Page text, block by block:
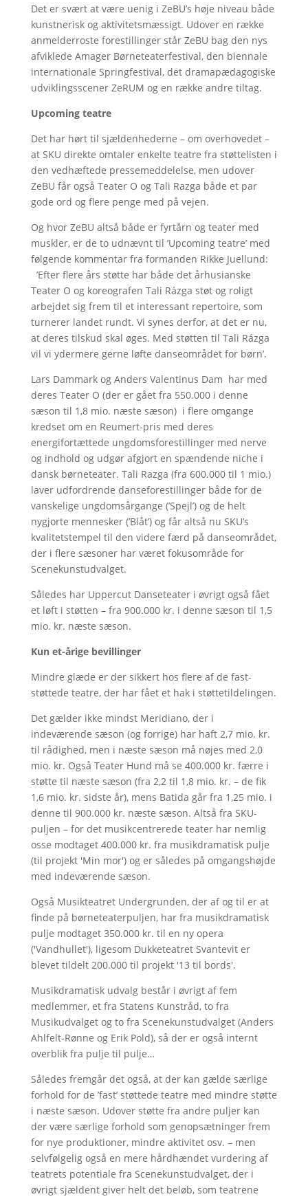
Det er svært at være uenig i ZeBU’s høje niveau både
kunstnerisk og aktivitetsmæssigt. Udover en række
anmelderroste forestillinger står ZeBU bag den nys
afviklede Amager Børneteaterfestival, den biennale
internationale Springfestival, det dramapædagogiske
udviklingsscener ZeRUM og en række andre tiltag.
Upcoming teatre
Det har hørt til sjældenhederne – om overhovedet –
at SKU direkte omtaler enkelte teatre fra støttelisten i
den vedhæftede pressemeddelelse, men udover
ZeBU får også Teater O og Tali Razga både et par
gode ord og flere penge med på vejen.
Og hvor ZeBU altså både er fyrtårn og teater med
muskler, er de to udnævnt til ’Upcoming teatre’ med
følgende kommentar fra formanden Rikke Juellund:
’Efter flere års støtte har både det århusianske
Teater O og koreografen Tali Rázga støt og roligt
arbejdet sig frem til et interessant repertoire, som
turnerer landet rundt. Vi synes derfor, at det er nu,
at deres tilskud skal øges. Med støtten til Tali Rázga
vil vi ydermere gerne løfte danseområdet for børn’.
Lars Dammark og Anders Valentinus Dam har med
deres Teater O (der er gået fra 550.000 i denne
sæson til 1,8 mio. næste sæson) i flere omgange
kredset om en Reumert-pris med deres
energifortættede ungdomsforestillinger med nerve
og indhold og udgør afgjort en spændende niche i
dansk børneteater. Tali Razga (fra 600.000 til 1 mio.)
laver udfordrende danseforestillinger både for de
vanskelige ungdomsårgange (’Spejl’) og de helt
nygjorte mennesker (’Blåt’) og får altså nu SKU’s
kvalitetstempel til den videre færd på danseområdet,
der i flere sæsoner har været fokusområde for
Scenekunstudvalget.
Således har Uppercut Danseteater i øvrigt også fået
et løft i støtten – fra 900.000 kr. i denne sæson til 1,5
mio. kr. næste sæson.
Kun et-årige bevillinger
Mindre glæde er der sikkert hos flere af de fast-
støttede teatre, der har fået et hak i støttetildelingen.
Det gælder ikke mindst Meridiano, der i
indeværende sæson (og forrige) har haft 2,7 mio. kr.
til rådighed, men i næste sæson må nøjes med 2,0
mio. kr. Også Teater Hund må se 400.000 kr. færre i
støtte til næste sæson (fra 2,2 til 1,8 mio. kr. – de fik
1,6 mio. kr. sidste år), mens Batida går fra 1,25 mio. i
denne til 900.000 kr. næste sæson. Altså fra SKU-
puljen – for det musikcentrerede teater har nemlig
osse modtaget 400.000 kr. fra musikdramatisk pulje
(til projekt 'Min mor') og er således på omgangshøjde
med indeværende sæson.
Også Musikteatret Undergrunden, der af og til er at
finde på børneteaterpuljen, har fra musikdramatisk
pulje modtaget 350.000 kr. til en ny opera
('Vandhullet'), ligesom Dukketeatret Svantevit er
blevet tildelt 200.000 til projekt '13 til bords'.
Musikdramatisk udvalg består i øvrigt af fem
medlemmer, et fra Statens Kunstråd, to fra
Musikudvalget og to fra Scenekunstudvalget (Anders
Ahlfelt-Rønne og Erik Pold), så der er også internt
overblik fra pulje til pulje…
Således fremgår det også, at der kan gælde særlige
forhold for de ’fast’ støttede teatre med mindre støtte
i næste sæson. Udover støtte fra andre puljer kan
der være særlige forhold som genopsætninger frem
for nye produktioner, mindre aktivitet osv. – men
selvfølgelig også en mere hårdhændet vurdering af
teatrets potentiale fra Scenekunstudvalget, der i
øvrigt sjældent giver helt det beløb, som teatrene